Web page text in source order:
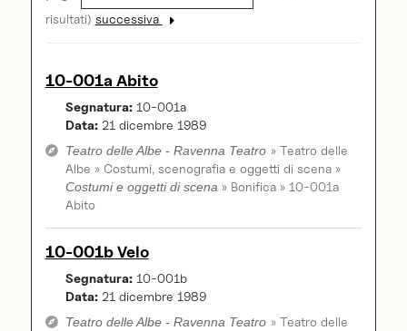
risultati) successiva
10-001a Abito
Segnatura:10-001a
Data:21 dicembre 1989
Teatro delle Albe - Ravenna Teatro
Albe » Costumi, scenografia e oggetti di scena »
Costumi e oggetti di scena
Abito
10-001b Velo
Segnatura:10-001b
Data:21 dicembre 1989
Teatro delle Albe - Ravenna Teatro